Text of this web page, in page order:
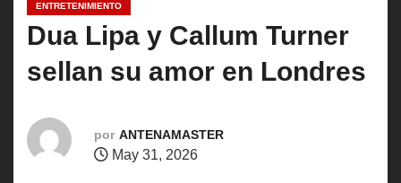
ENTRETENIMIENTO
Dua Lipa y Callum Turner
sellan su amor en Londres
por ANTENAMASTER
May 31, 2026